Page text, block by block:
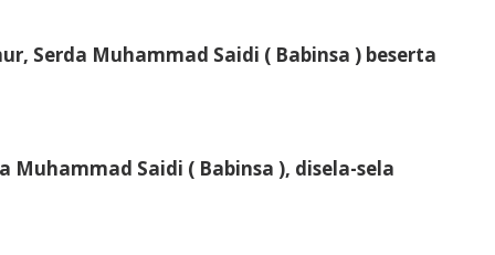
Serda Muhammad Saidi ( Babinsa ) beserta
Saidi ( Babinsa ), disela-sela